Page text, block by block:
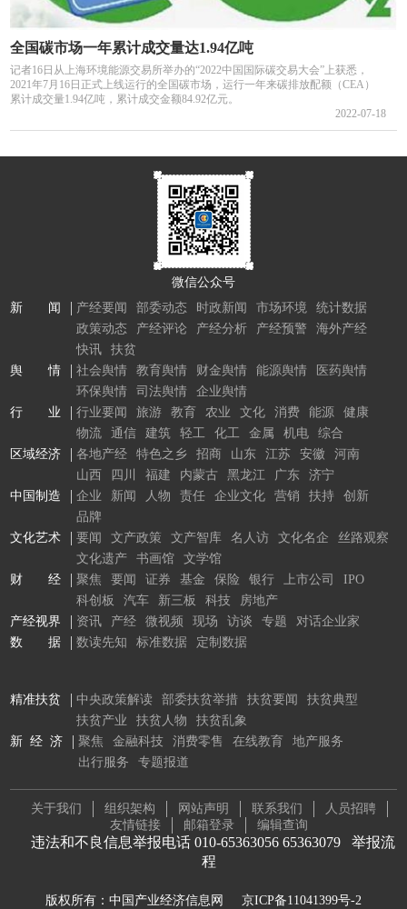
全国碳市场一年累计成交量达1.94亿吨
记者16日从上海环境能源交易所举办的“2022中国国际碳交易大会”上获悉，
2021年7月16日正式上线运行的全国碳市场，运行一年来碳排放配额（CEA）
累计成交量1.94亿吨，累计成交金额84.92亿元。
2022-07-18
微信公众号
新 闻
产经要闻 部委动态 时政新闻 市场环境
统计数据
政策动态
产经评论 产经分析 产经预警
海外产经
快讯
扶贫
舆 情
社会舆情 教育舆情 财金舆情 能源舆情
医药舆情
环保舆情
司法舆情
企业舆情
行 业
行业要闻 旅游 教育 农业 文化 消费 能源
健康
物流
通信 建筑 轻工 化工 金属 机电
综合
区域经济
各地产经 特色之乡 招商 山东 江苏 安徽
河南
山西
四川 福建 内蒙古 黑龙江 广东
济宁
中国制造
企业 新闻 人物 责任 企业文化 营销 扶持
创新
品牌
文化艺术
要闻 文产政策 文产智库 名人访 文化名企
丝路观察
文化遗产
书画馆
文学馆
财 经
聚焦 要闻 证券 基金 保险 银行 上市公司
IPO
科创板
汽车 新三板 科技
房地产
产经视界
资讯 产经 微视频 现场 访谈 专题
对话企业家
数 据
数读先知 标准数据 定制数据
精准扶贫 中央政策解读 部委扶贫举措 扶贫要闻
扶贫典型
扶贫产业
扶贫人物
扶贫乱象
新 经 济
聚焦 金融科技 消费零售 在线教育
地产服务
出行服务
专题报道
关于我们 组织架构 网站声明 联系我们
人员招聘
友情链接
邮箱登录 编辑查询
违法和不良信息举报电话 010-65363056 65363079 举报流
程
版权所有：中国产业经济信息网 京ICP备11041399号-2